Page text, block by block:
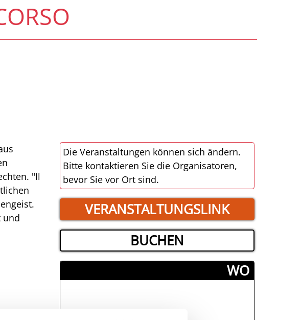
"Il
und
Die Veranstaltungen können sich ändern.
Bitte kontaktieren Sie die Organisatoren,
bevor Sie vor Ort sind.
VERANSTALTUNGSLINK
BUCHEN
­WO